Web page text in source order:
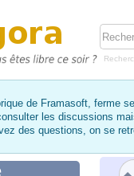
de Framasoft, ferme
les discussions
des questions, on se